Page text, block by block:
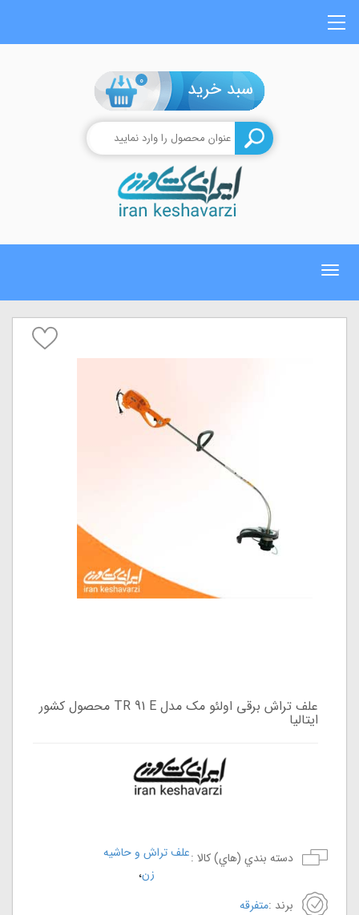
0
Toggle
علف تراش برقی اولئو مک مدل TR 91 E محصول کشور
ایتالیا
دسته بندي (هاي) کالا :علف تراش و حاشیه
زن،
برند :متفرقه